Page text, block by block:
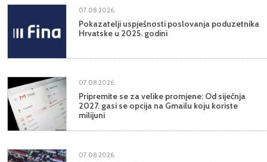
07.08.2026.
Pokazatelji uspješnosti poslovanja poduzetnika
Hrvatske u 2025. godini
07.08.2026.
Pripremite se za velike promjene: Od siječnja
2027. gasi se opcija na Gmailu koju koriste
milijuni
07.08.2026.